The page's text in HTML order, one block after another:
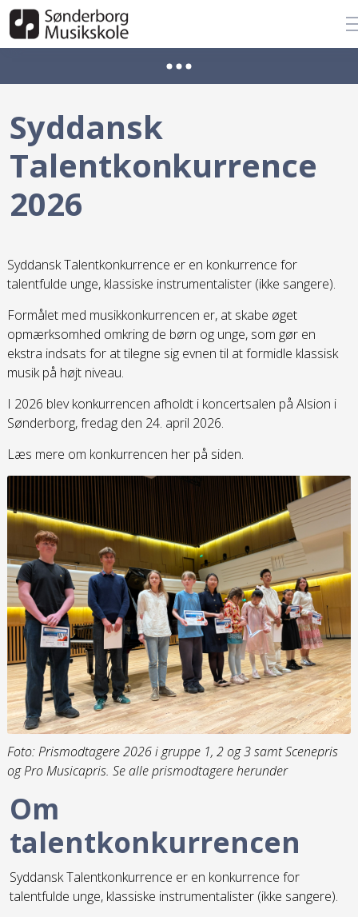
Syddansk
Talentkonkurrence
2026
Syddansk Talentkonkurrence er en konkurrence for
talentfulde unge, klassiske instrumentalister (ikke sangere).
Formålet med musikkonkurrencen er, at skabe øget
opmærksomhed omkring de børn og unge, som gør en
ekstra indsats for at tilegne sig evnen til at formidle klassisk
musik på højt niveau.
I 2026 blev konkurrencen afholdt i koncertsalen på Alsion i
Sønderborg, fredag den 24. april 2026.
Læs mere om konkurrencen her på siden.
Foto: Prismodtagere 2026 i gruppe 1, 2 og 3 samt Scenepris
og Pro Musicapris. Se alle prismodtagere herunder
Om
talentkonkurrencen
Syddansk Talentkonkurrence er en konkurrence for
talentfulde unge, klassiske instrumentalister (ikke sangere).